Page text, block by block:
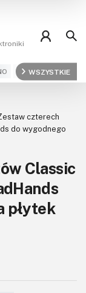
ARM AUDIO
WSZYSTKIE
czterech
do wygodnego
Classic
płytek